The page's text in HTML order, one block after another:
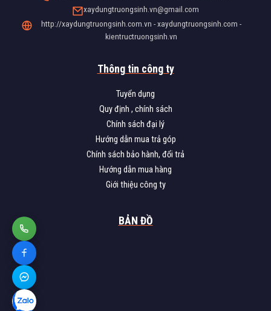
xaydungtruongsinh.vn@gmail.com
http://xaydungtruongsinh.com.vn - xaydungtruongsinh.com -
kientructruongsinh.vn
Thông tin công ty
Tuyển dụng
Quy định , chính sách
Chính sách đại lý
Hướng dẫn mua trả góp
Chính sách bảo hành, đổi trả
Hướng dẫn mua hàng
Giới thiệu công ty
BẢN ĐỒ